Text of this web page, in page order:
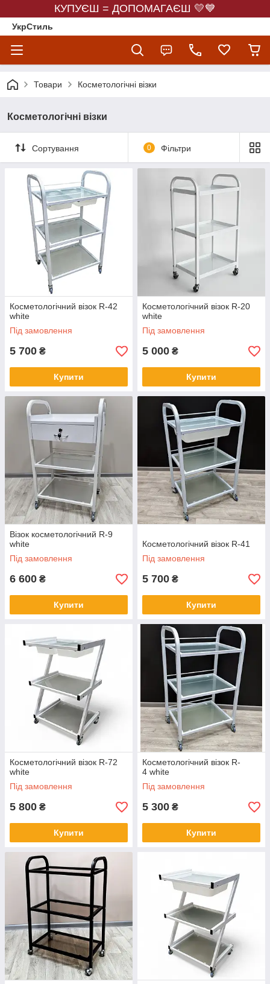
КУПУЄШ = ДОПОМАГАЄШ 💛💙
УкрСтиль
Товари Косметологічні візки
Косметологічні візки
Сортування 0 Фільтри
Косметологічний візок R-42
white
Під замовлення
5 700 ₴
Купити
Косметологічний візок R-20
white
Під замовлення
5 000 ₴
Купити
Візок косметологічний R-9
white
Під замовлення
6 600 ₴
Купити
Косметологічний візок R-41
Під замовлення
5 700 ₴
Купити
Косметологічний візок R-72
white
Під замовлення
5 800 ₴
Купити
Косметологічний візок R-
4 white
Під замовлення
5 300 ₴
Купити